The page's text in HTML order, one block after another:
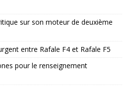
sur son moteur de deuxième
entre Rafale F4 et Rafale F5
pour le renseignement